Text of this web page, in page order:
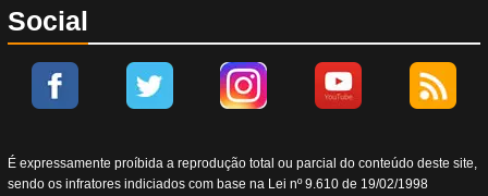
Operacional é um veículo de imprensa brasileiro
especializado em Defesa e Segurança Pública.
Social